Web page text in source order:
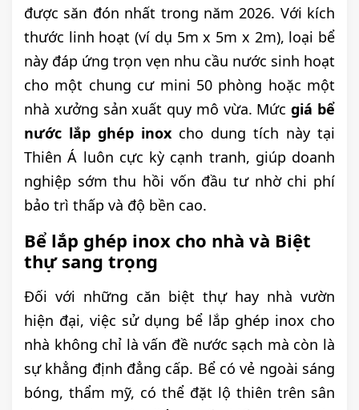
được săn đón nhất trong năm 2026. Với kích
thước linh hoạt (ví dụ 5m x 5m x 2m), loại bể
này đáp ứng trọn vẹn nhu cầu nước sinh hoạt
cho một chung cư mini 50 phòng hoặc một
nhà xưởng sản xuất quy mô vừa. Mứcgiá bể
nước lắp ghép inox cho dung tích này tại
Thiên Á luôn cực kỳ cạnh tranh, giúp doanh
nghiệp sớm thu hồi vốn đầu tư nhờ chi phí
bảo trì thấp và độ bền cao.
Bể lắp ghép inox cho nhà và Biệt
thự sang trọng
Đối với những căn biệt thự hay nhà vườn
hiện đại, việc sử dụng bể lắp ghép inox cho
nhà không chỉ là vấn đề nước sạch mà còn là
sự khẳng định đẳng cấp. Bể có vẻ ngoài sáng
bóng, thẩm mỹ, có thể đặt lộ thiên trên sân